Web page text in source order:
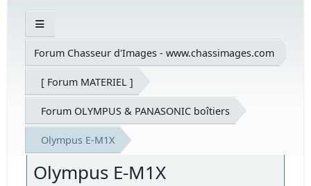
Forum Chasseur d'Images - www.chassimages.com
[ Forum MATERIEL ]
Forum OLYMPUS & PANASONIC boîtiers
Olympus E-M1X
Olympus E-M1X